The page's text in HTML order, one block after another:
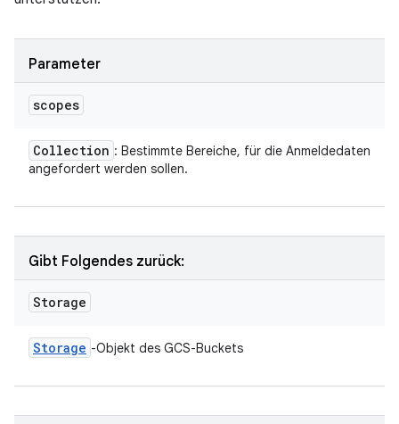
Parameter
scopes
Collection : Bestimmte Bereiche, für die Anmeldedaten
angefordert werden sollen.
Gibt Folgendes zurück:
Storage
Storage -Objekt des GCS-Buckets